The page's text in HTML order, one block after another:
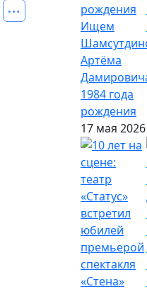
Ищем
Артёма
1984 года
рождения
17 мая 2026